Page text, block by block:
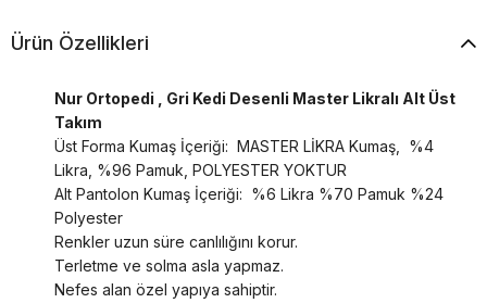
Ürün Özellikleri
Nur Ortopedi , Gri Kedi Desenli Master Likralı Alt Üst
Takım
Üst Forma Kumaş İçeriği: MASTER LİKRA Kumaş, %4
Likra, %96 Pamuk, POLYESTER YOKTUR
Alt Pantolon Kumaş İçeriği: %6 Likra %70 Pamuk %24
Polyester
Renkler uzun süre canlılığını korur.
Terletme ve solma asla yapmaz.
Nefes alan özel yapıya sahiptir.